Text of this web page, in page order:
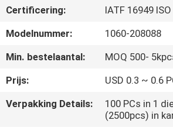
KWALITEITSCONTROLE
CONTACTEER
ONS
Certificering:
IATF 16949 ISO
Modelnummer:
1060-208088
Min. bestelaantal:
MOQ 500-
Prijs:
USD 0.3 ~ 0.6
Verpakking Details:
100 PCs in 1
(2500pcs) in